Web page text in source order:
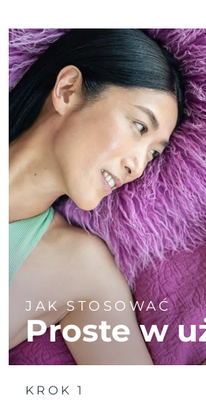
JAK STOSOWAĆ
Proste w
KROK 1